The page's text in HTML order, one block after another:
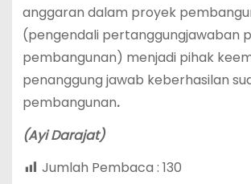
anggaran dalam proyek
(pengendali pertanggungjawaban
pembangunan) menjadi pihak
penanggung jawab keberhasilan
pembangunan.
(Ayi Darajat)
Jumlah Pembaca : 130